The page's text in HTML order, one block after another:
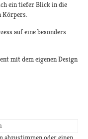
ein tiefer Blick in die
Körpers.
auf eine besonders
mit dem eigenen Design